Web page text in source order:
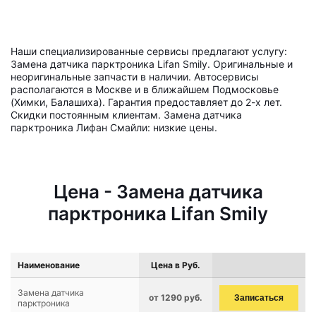
Наши специализированные сервисы предлагают услугу:
Замена датчика парктроника Lifan Smily. Оригинальные и
неоригинальные запчасти в наличии. Автосервисы
располагаются в Москве и в ближайшем Подмосковье
(Химки, Балашиха). Гарантия предоставляет до 2-х лет.
Скидки постоянным клиентам. Замена датчика
парктроника Лифан Смайли: низкие цены.
Цена - Замена датчика
парктроника Lifan Smily
Наименование Цена в Руб.
Замена датчика
парктроника
от 1290 руб. Записаться